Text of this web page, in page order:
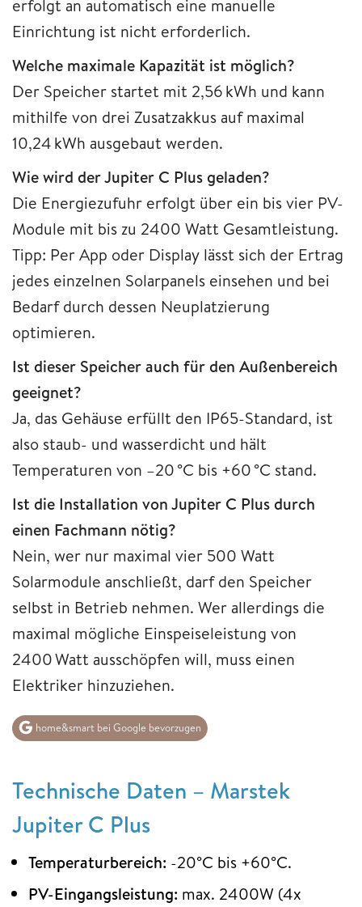
erfolgt an automatisch eine manuelle
Einrichtung ist nicht erforderlich.
Welche maximale Kapazität ist möglich?
Der Speicher startet mit 2,56 kWh und kann
mithilfe von drei Zusatzakkus auf maximal
10,24 kWh ausgebaut werden.
Wie wird der Jupiter C Plus geladen?
Die Energiezufuhr erfolgt über ein bis vier PV-
Module mit bis zu 2400 Watt Gesamtleistung.
Tipp: Per App oder Display lässt sich der Ertrag
jedes einzelnen Solarpanels einsehen und bei
Bedarf durch dessen Neuplatzierung
optimieren.
Ist dieser Speicher auch für den Außenbereich
geeignet?
Ja, das Gehäuse erfüllt den IP65-Standard, ist
also staub- und wasserdicht und hält
Temperaturen von –20 °C bis +60 °C stand.
Ist die Installation von Jupiter C Plus durch
einen Fachmann nötig?
Nein, wer nur maximal vier 500 Watt
Solarmodule anschließt, darf den Speicher
selbst in Betrieb nehmen. Wer allerdings die
maximal mögliche Einspeiseleistung von
2400 Watt ausschöpfen will, muss einen
Elektriker hinzuziehen.
home&smart bei Google bevorzugen
Technische Daten – Marstek
Jupiter C Plus
Temperaturbereich: -20°C bis +60°C.
PV-Eingangsleistung: max. 2400W (4x